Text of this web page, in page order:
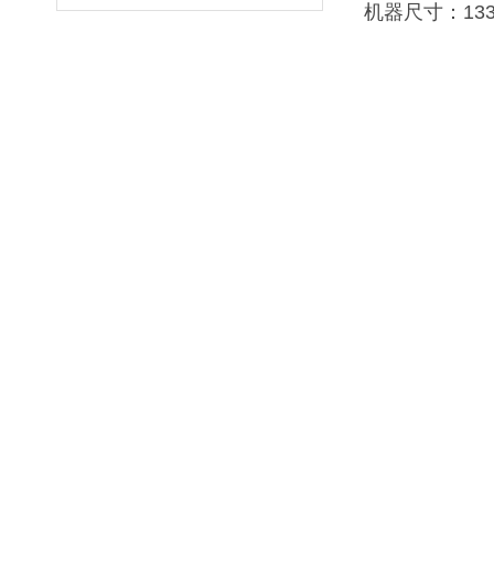
机器尺寸：